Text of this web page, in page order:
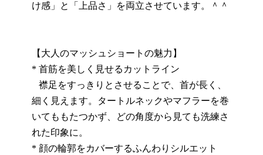
け感」と「上品さ」を両立させています。＾＾
【大人のマッシュショートの魅力】
* 首筋を美しく見せるカットライン
襟足をすっきりとさせることで、首が長く、
細く見えます。タートルネックやマフラーを巻
いてももたつかず、どの角度から見ても洗練さ
れた印象に。
* 顔の輪郭をカバーするふんわりシルエット